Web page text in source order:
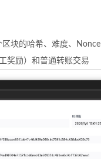
块的哈希、难度、Nonce
奖励）和普通转账交易